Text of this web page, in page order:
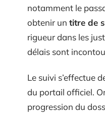
notamment le
obtenir un titre de
rigueur dans les
délais sont
Le suivi s’effectue
du portail officiel.
progression du